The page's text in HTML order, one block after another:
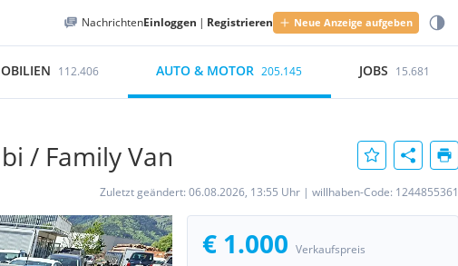
NachrichtenEinloggen | Registrieren Neue Anzeige aufgeben
112.406 AUTO & MOTOR 205.145 JOBS 15.681
/ Family Van
Zuletzt geändert: 06.08.2026, 13:55 Uhr | willhaben-Code: 1244855361
€ 1.000 Verkaufspreis